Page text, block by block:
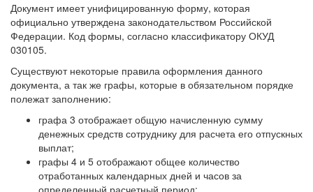
Документ имеет унифицированную форму, которая
официально утверждена законодательством Российской
Федерации. Код формы, согласно классификатору ОКУД
030105.
Существуют некоторые правила оформления данного
документа, а так же графы, которые в обязательном порядке
полежат заполнению:
графа 3 отображает общую начисленную сумму
денежных средств сотруднику для расчета его отпускных
выплат;
графы 4 и 5 отображают общее количество
отработанных календарных дней и часов за
определенный расчетный период;